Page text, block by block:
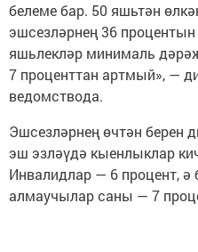
белеме бар. 50 яшьтән
эшсезләрнең 36
яшьлекләр минималь
7 проценттан артмый», —
ведомствода.
Эшсезләрнең өчтән берен
эш эзләүдә кыенлыклар
Инвалидлар — 6 процент, ә
алмаучылар саны — 7